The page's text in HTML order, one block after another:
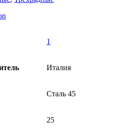
1
Италия
Сталь 45
25